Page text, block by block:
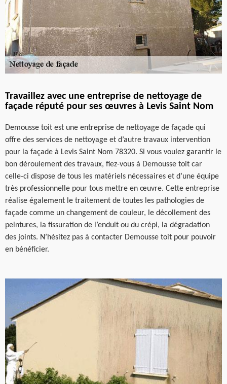
Travaillez avec une entreprise de nettoyage de
façade réputé pour ses œuvres à Levis Saint Nom
Demousse toit est une entreprise de nettoyage de façade qui
offre des services de nettoyage et d’autre travaux intervention
pour la façade à Levis Saint Nom 78320. Si vous voulez garantir le
bon déroulement des travaux, fiez-vous à Demousse toit car
celle-ci dispose de tous les matériels nécessaires et d’une équipe
très professionnelle pour tous mettre en œuvre. Cette entreprise
réalise également le traitement de toutes les pathologies de
façade comme un changement de couleur, le décollement des
peintures, la fissuration de l’enduit ou du crépi, la dégradation
des joints. N’hésitez pas à contacter Demousse toit pour pouvoir
en bénéficier.